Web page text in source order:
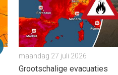
maandag 27 juli 2026
Grootschalige evacuaties